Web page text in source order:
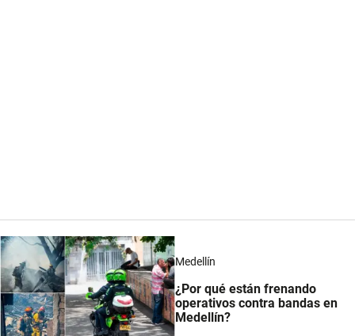
Medellín
¿Por qué están frenando
operativos contra bandas en
Medellín?